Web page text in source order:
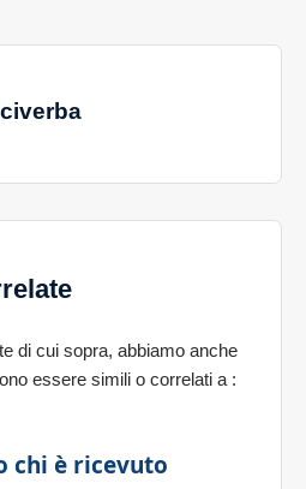
di cui sopra, abbiamo anche
essere simili o correlati a :
chi è ricevuto